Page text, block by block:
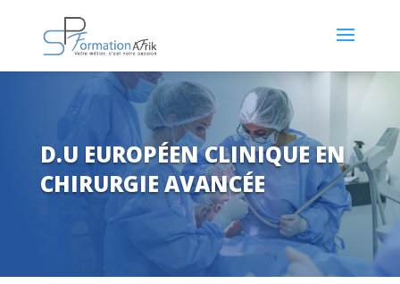
D.U EUROPÉEN CLINIQUE EN
CHIRURGIE AVANCÉE